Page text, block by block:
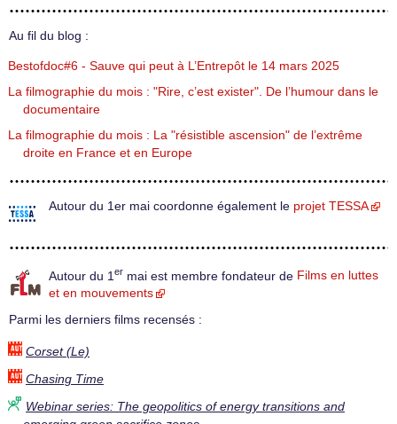
Au fil du blog :
Bestofdoc#6 - Sauve qui peut à L’Entrepôt le 14 mars 2025
La filmographie du mois : "Rire, c’est exister". De l’humour dans le
documentaire
La filmographie du mois : La "résistible ascension" de l’extrême
droite en France et en Europe
Autour du 1er mai coordonne également le projet TESSA
Autour du 1 er mai est membre fondateur de Films en luttes
et en mouvements
Parmi les derniers films recensés :
Corset (Le)
Chasing Time
Webinar series: The geopolitics of energy transitions and